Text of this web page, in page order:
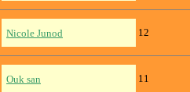
Nicole Junod 12
Ouk san 11